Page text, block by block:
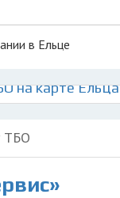
в Ельце
на карте Ельца
ТБО